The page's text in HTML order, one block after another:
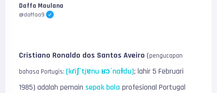
Daffa Maulana
@daffaa9
Cristiano Ronaldo dos Santos Aveiro (pengucapan
bahasa Portugis: [kɾiʃˈtjɐnu ʁɔˈnaɫdu]; lahir 5 Februari
1985) adalah pemain sepak bola profesional Portugal